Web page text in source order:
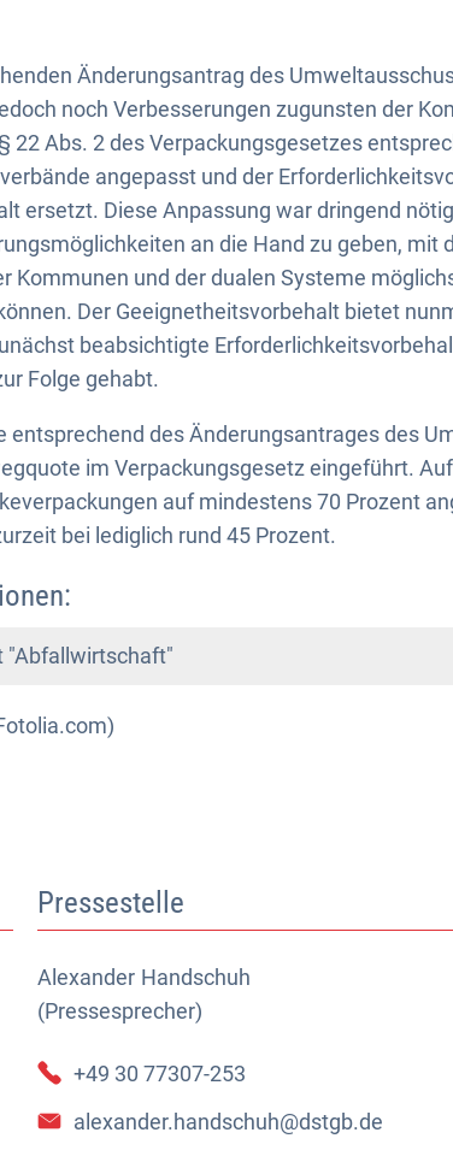
Änderungsantrag des
noch Verbesserungen zugunsten der
22 Abs. 2 des Verpackungsgesetzes
angepasst und der
ersetzt. Diese Anpassung war dringend
an die Hand zu geben, mit
Kommunen und der dualen Systeme
Der Geeignetheitsvorbehalt bietet
beabsichtigte
Folge gehabt.
entsprechend des Änderungsantrages des
im Verpackungsgesetz eingeführt.
auf mindestens 70 Prozent
bei lediglich rund 45 Prozent.
"Abfallwirtschaft"
Pressestelle
Alexander Handschuh
(Pressesprecher)
Alexander Handschuh (Pressesprecher)
+49 30 77307-253
alexander.handschuh@dstgb.de